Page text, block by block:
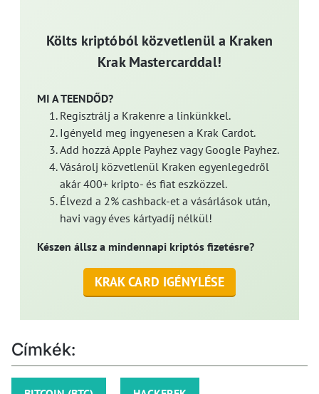
Költs kriptóból közvetlenül a Kraken
Krak Mastercarddal!
MI A TEENDŐD?
Regisztrálj a Krakenre a linkünkkel.
Igényeld meg ingyenesen a Krak Cardot.
Add hozzá Apple Payhez vagy Google Payhez.
Vásárolj közvetlenül Kraken egyenlegedről
akár 400+ kripto- és fiat eszközzel.
Élvezd a 2% cashback-et a vásárlások után,
havi vagy éves kártyadíj nélkül!
Készen állsz a mindennapi kriptós fizetésre?
KRAK CARD IGÉNYLÉSE
Címkék: